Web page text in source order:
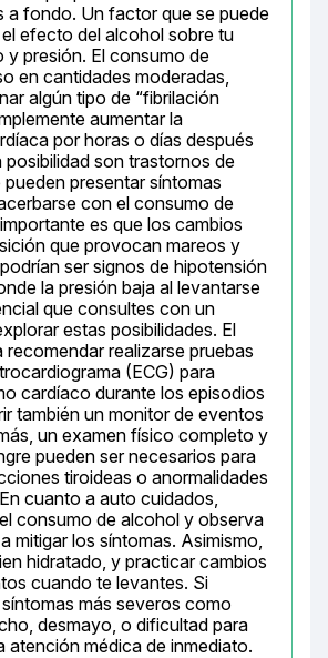
a fondo. Un factor que se puede
efecto del alcohol sobre tu
y presión. El consumo de
en cantidades moderadas,
algún tipo de “fibrilación
aumentar la
por horas o días después
posibilidad son trastornos de
pueden presentar síntomas
con el consumo de
es que los cambios
que provocan mareos y
ser signos de hipotensión
la presión baja al levantarse
que consultes con un
estas posibilidades. El
recomendar realizarse pruebas
(ECG) para
cardíaco durante los episodios
también un monitor de eventos
un examen físico completo y
pueden ser necesarios para
tiroideas o anormalidades
cuanto a auto cuidados,
consumo de alcohol y observa
mitigar los síntomas. Asimismo,
hidratado, y practicar cambios
cuando te levantes. Si
más severos como
desmayo, o dificultad para
atención médica de inmediato.